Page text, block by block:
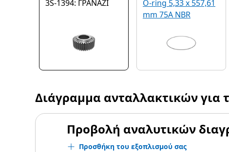
3S-1394: ΓΡΑΝΑΖΙ
O-ring 5,33 x 557,61
mm 75A NBR
Διάγραμμα ανταλλακτικών για
Προβολή αναλυτικών
Προσθήκη του εξοπλισμού σας